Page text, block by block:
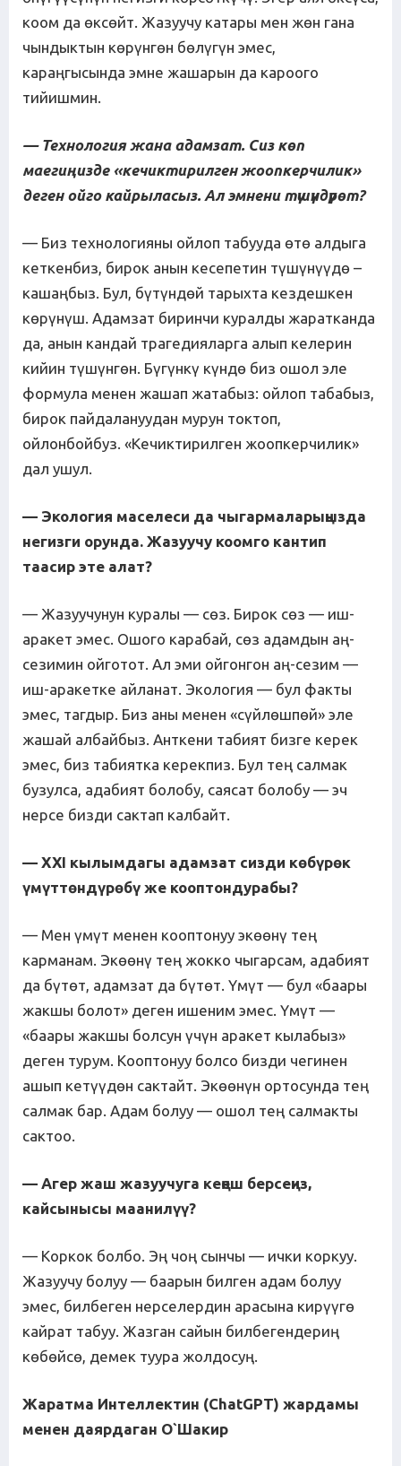
коом да өксөйт. Жазуучу катары мен жөн гана
чындыктын көрүнгөн бөлүгүн эмес,
караңгысында эмне жашарын да кароого
тийишмин.
— Технология жана адамзат. Сиз көп
маегиңизде «кечиктирилген жоопкерчилик»
деген ойго кайрыласыз. Ал эмнени түшүндүрөт?
— Биз технологияны ойлоп табууда өтө алдыга
кеткенбиз, бирок анын кесепетин түшүнүүдө –
кашаңбыз. Бул, бүтүндөй тарыхта кездешкен
көрүнүш. Адамзат биринчи куралды жаратканда
да, анын кандай трагедияларга алып келерин
кийин түшүнгөн. Бүгүнкү күндө биз ошол эле
формула менен жашап жатабыз: ойлоп табабыз,
бирок пайдалануудан мурун токтоп,
ойлонбойбуз. «Кечиктирилген жоопкерчилик»
дал ушул.
— Экология маселеси да чыгармаларыңызда
негизги орунда. Жазуучу коомго кантип
таасир эте алат?
— Жазуучунун куралы — сөз. Бирок сөз — иш-
аракет эмес. Ошого карабай, сөз адамдын аң-
сезимин ойготот. Ал эми ойгонгон аң-сезим —
иш-аракетке айланат. Экология — бул факты
эмес, тагдыр. Биз аны менен «сүйлөшпөй» эле
жашай албайбыз. Анткени табият бизге керек
эмес, биз табиятка керекпиз. Бул тең салмак
бузулса, адабият болобу, саясат болобу — эч
нерсе бизди сактап калбайт.
— XXI кылымдагы адамзат сизди көбүрөк
үмүттөндүрөбү же кооптондурабы?
— Мен үмүт менен кооптонуу экөөнү тең
карманам. Экөөнү тең жокко чыгарсам, адабият
да бүтөт, адамзат да бүтөт. Үмүт — бул «баары
жакшы болот» деген ишеним эмес. Үмүт —
«баары жакшы болсун үчүн аракет кылабыз»
деген турум. Кооптонуу болсо бизди чегинен
ашып кетүүдөн сактайт. Экөөнүн ортосунда тең
салмак бар. Адам болуу — ошол тең салмакты
сактоо.
— Агер жаш жазуучуга кеңеш берсеңиз,
кайсынысы маанилүү?
— Коркок болбо. Эң чоң сынчы — ички коркуу.
Жазуучу болуу — баарын билген адам болуу
эмес, билбеген нерселердин арасына кирүүгө
кайрат табуу. Жазган сайын билбегендериң
көбөйсө, демек туура жолдосуң.
Жаратма Интеллектин (ChatGPT) жардамы
менен даярдаган О`Шакир